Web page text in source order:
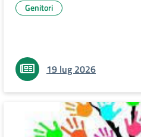
Genitori
19 lug 2026